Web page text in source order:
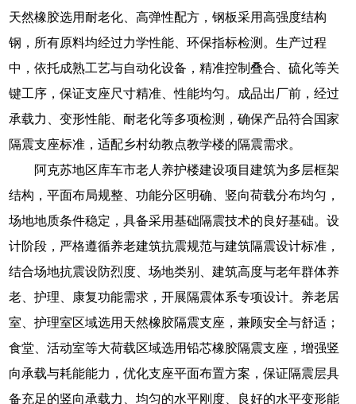
天然橡胶选用耐老化、高弹性配方，钢板采用高强度结构
钢，所有原料均经过力学性能、环保指标检测。生产过程
中，依托成熟工艺与自动化设备，精准控制叠合、硫化等关
键工序，保证支座尺寸精准、性能均匀。成品出厂前，经过
承载力、变形性能、耐老化等多项检测，确保产品符合国家
隔震支座标准，适配乡村幼教点教学楼的隔震需求。
阿克苏地区库车市老人养护楼建设项目建筑为多层框架
结构，平面布局规整、功能分区明确、竖向荷载分布均匀，
场地地质条件稳定，具备采用基础隔震技术的良好基础。设
计阶段，严格遵循养老建筑抗震规范与建筑隔震设计标准，
结合场地抗震设防烈度、场地类别、建筑高度与老年群体养
老、护理、康复功能需求，开展隔震体系专项设计。养老居
室、护理室区域选用天然橡胶隔震支座，兼顾安全与舒适；
食堂、活动室等大荷载区域选用铅芯橡胶隔震支座，增强竖
向承载与耗能能力，优化支座平面布置方案，保证隔震层具
备充足的竖向承载力、均匀的水平刚度、良好的水平变形能